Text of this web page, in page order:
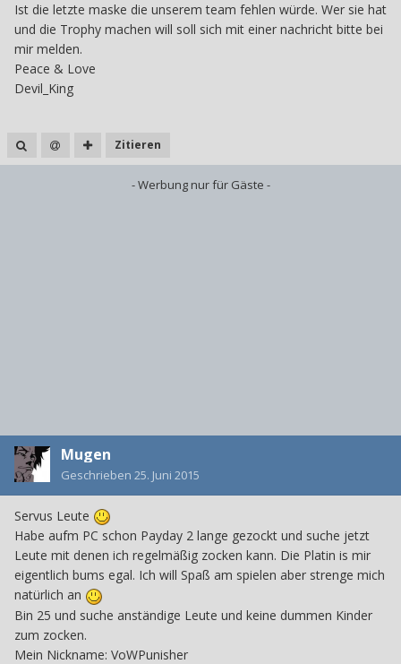
Ist die letzte maske die unserem team fehlen würde. Wer sie hat
und die Trophy machen will soll sich mit einer nachricht bitte bei
mir melden.
Peace & Love
Devil_King
Zitieren
- Werbung nur für Gäste -
Mugen
Geschrieben 25. Juni 2015
Servus Leute
Habe aufm PC schon Payday 2 lange gezockt und suche jetzt
Leute mit denen ich regelmäßig zocken kann. Die Platin is mir
eigentlich bums egal. Ich will Spaß am spielen aber strenge mich
natürlich an
Bin 25 und suche anständige Leute und keine dummen Kinder
zum zocken.
Mein Nickname: VoWPunisher